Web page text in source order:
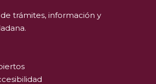
trámites, información y